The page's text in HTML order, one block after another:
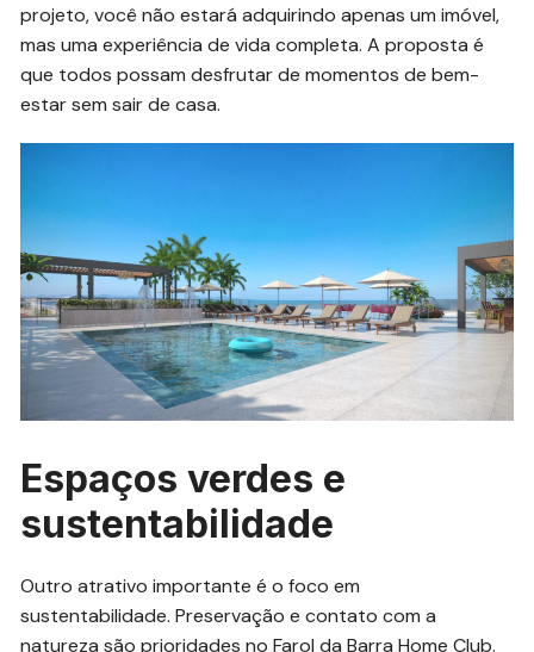
projeto, você não estará adquirindo apenas um imóvel,
mas uma experiência de vida completa. A proposta é
que todos possam desfrutar de momentos de bem-
estar sem sair de casa.
Espaços verdes e
sustentabilidade
Outro atrativo importante é o foco em
sustentabilidade. Preservação e contato com a
natureza são prioridades no Farol da Barra Home Club.